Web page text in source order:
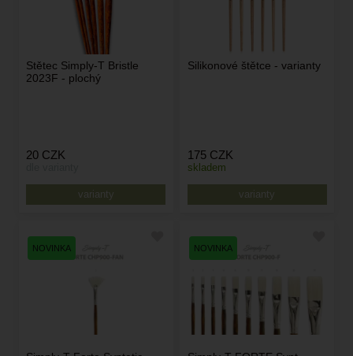
Stětec Simply-T Bristle
2023F - plochý
varianty
20 CZK
Silikonové štětce - varianty
skladem
varianty
175 CZK